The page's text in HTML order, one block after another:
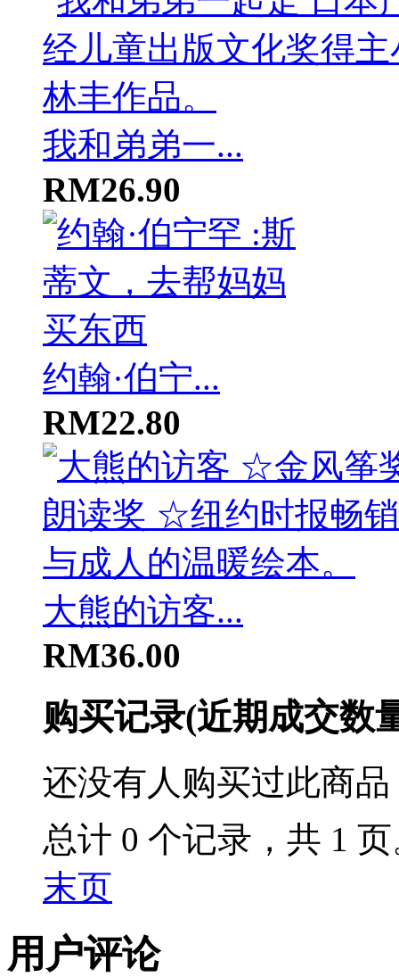
我和弟弟一...
RM26.90
约翰·伯宁...
RM22.80
大熊的访客...
RM36.00
购买记录(近期成交数
还没有人购买过此商品
总计 0 个记录，共 1
末页
用户评论